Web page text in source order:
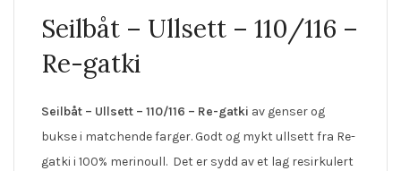
Seilbåt – Ullsett – 110/116 –
Re-gatki
Seilbåt – Ullsett – 110/116 – Re-gatki av genser og
bukse i matchende farger. Godt og mykt ullsett fra Re-
gatki i 100% merinoull. Det er sydd av et lag resirkulert